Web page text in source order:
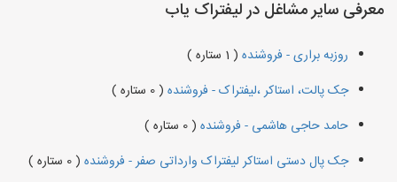
معرفی سایر مشاغل در لیفتراک یاب
روزبه براری - فروشنده ( 1 ستاره )
جک پالت، استاکر ،لیفتراک - فروشنده ( 0 ستاره )
حامد حاجی هاشمی - فروشنده ( 0 ستاره )
جک پال دستی استاکر لیفتراک وارداتی صفر - فروشنده ( 0 ستاره )